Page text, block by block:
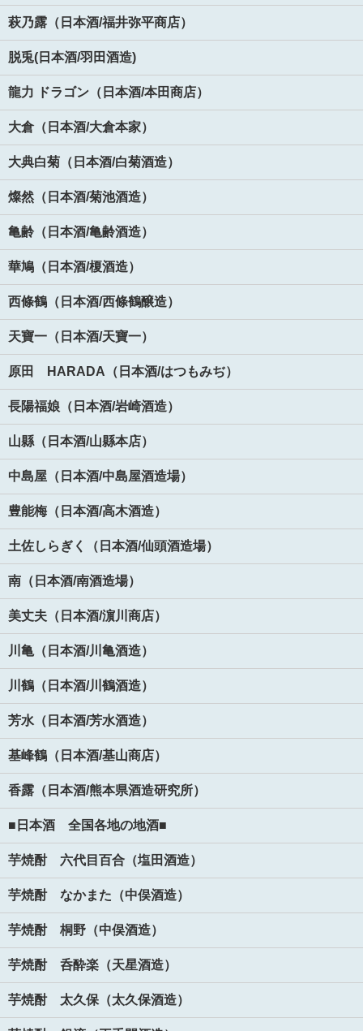
萩乃露（日本酒/福井弥平商店）
脱兎(日本酒/羽田酒造)
龍力 ドラゴン（日本酒/本田商店）
大倉（日本酒/大倉本家）
大典白菊（日本酒/白菊酒造）
燦然（日本酒/菊池酒造）
亀齢（日本酒/亀齢酒造）
華鳩（日本酒/榎酒造）
西條鶴（日本酒/西條鶴醸造）
天寶一（日本酒/天寶一）
原田 HARADA（日本酒/はつもみぢ）
長陽福娘（日本酒/岩崎酒造）
山縣（日本酒/山縣本店）
中島屋（日本酒/中島屋酒造場）
豊能梅（日本酒/高木酒造）
土佐しらぎく（日本酒/仙頭酒造場）
南（日本酒/南酒造場）
美丈夫（日本酒/濵川商店）
川亀（日本酒/川亀酒造）
川鶴（日本酒/川鶴酒造）
芳水（日本酒/芳水酒造）
基峰鶴（日本酒/基山商店）
香露（日本酒/熊本県酒造研究所）
■日本酒 全国各地の地酒■
芋焼酎 六代目百合（塩田酒造）
芋焼酎 なかまた（中俣酒造）
芋焼酎 桐野（中俣酒造）
芋焼酎 呑酔楽（天星酒造）
芋焼酎 太久保（太久保酒造）